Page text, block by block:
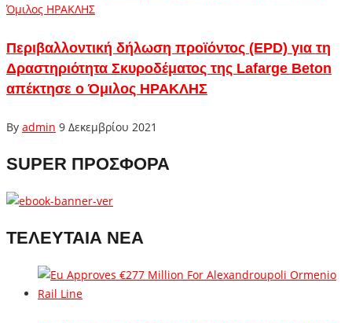
Περιβαλλοντική δήλωση προϊόντος (EPD) για τη
Δραστηριότητα Σκυροδέματος της Lafarge Beton
απέκτησε ο Όμιλος ΗΡΑΚΛΗΣ
By admin 9 Δεκεμβρίου 2021
SUPER ΠΡΟΣΦΟΡΑ
ΤΕΛΕΥΤΑΙΑ ΝΕΑ